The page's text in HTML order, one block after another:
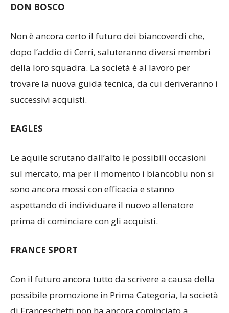
Non è ancora certo il futuro dei biancoverdi che,
dopo l’addio di Cerri, saluteranno diversi membri
della loro squadra. La società è al lavoro per
trovare la nuova guida tecnica, da cui deriveranno i
Le aquile scrutano dall’alto le possibili occasioni
sul mercato, ma per il momento i biancoblu non si
sono ancora mossi con efficacia e stanno
aspettando di individuare il nuovo allenatore
Con il futuro ancora tutto da scrivere a causa della